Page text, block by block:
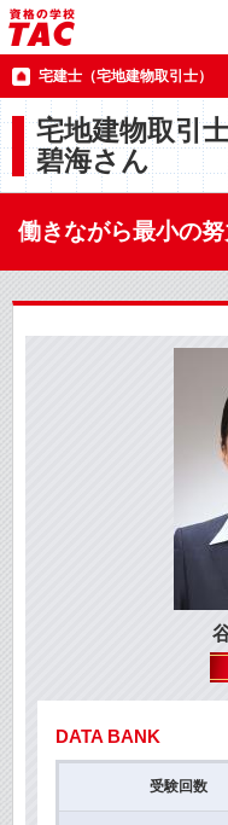
宅建士（宅地建物取引士）
宅地建物取引
碧海さん
働きながら最小の
DATA BANK
受験回数